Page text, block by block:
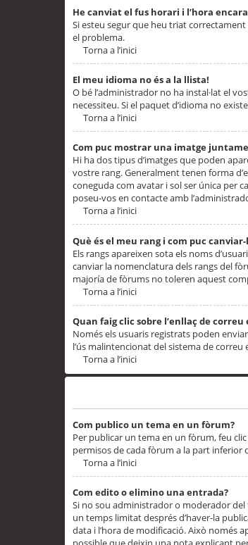
He canviat el fus horari i l’hora
Si esteu segur que heu triat correctament
el problema.
Torna a l’inici
El meu idioma no és a la llista!
O bé l’administrador no ha instal·lat el
necessiteu. Si el paquet d’idioma no
Torna a l’inici
Com puc mostrar una imatge
Hi ha dos tipus d’imatges que poden
vostre rang. Generalment tenen forma
coneguda com avatar i sol ser única per
poseu-vos en contacte amb
Torna a l’inici
Què és el meu rang i com puc canviar-
Els rangs apareixen sota els noms
canviar la nomenclatura dels rangs del
majoría de fòrums no toleren aquest
Torna a l’inici
Quan faig clic sobre l’enllaç de
Només els usuaris registrats poden
l’ús malintencionat del sistema de
Torna a l’inici
Com publico un tema en un fòrum?
Per publicar un tema en un fòrum, feu
permisos de cada fòrum a la part inferior
Torna a l’inici
Com edito o elimino una entrada?
Si no sou administrador o moderador
un temps limitat després d’haver-la
data i l’hora de modificació. Això només